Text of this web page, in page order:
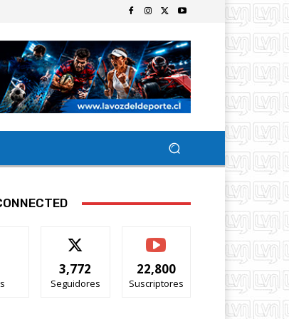
3,772
Seguidores
22,800
Suscriptores